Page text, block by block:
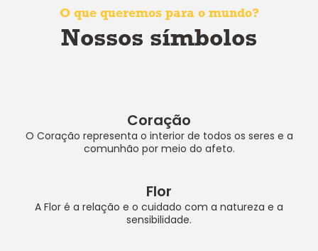
O que queremos para o mundo?
Nossos símbolos
Coração
O Coração representa o interior de todos os seres e a
comunhão por meio do afeto.
Flor
A Flor é a relação e o cuidado com a natureza e a
sensibilidade.